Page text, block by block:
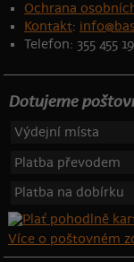
Ochrana
Kontakt:
Telefon: 355 455
Dotujeme
Výdejní místa
Platba převodem
Platba na dobírku
Více o poštovném